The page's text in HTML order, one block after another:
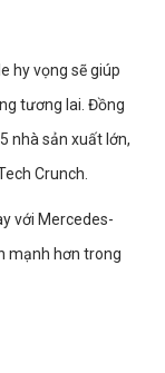
hy vọng sẽ giúp
tương lai. Đồng
nhà sản xuất lớn,
Crunch.
với Mercedes-
mạnh hơn trong